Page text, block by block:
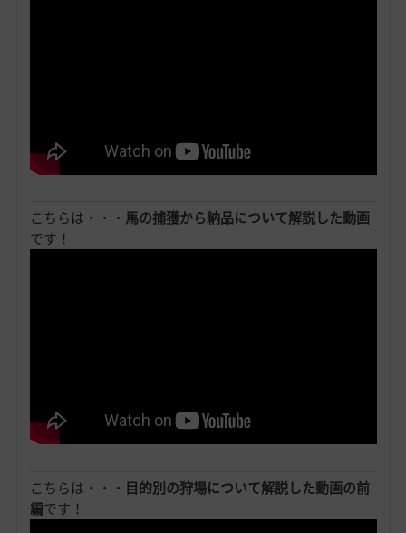
こちらは・・・ 馬の捕獲から納品について解説した動画
です！
こちらは・・・ 目的別の狩場について解説した動画の前
編です！